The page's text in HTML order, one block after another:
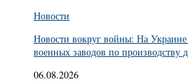
Новости
Новости вокруг войны: На Украине
военных заводов по производству
06.08.2026